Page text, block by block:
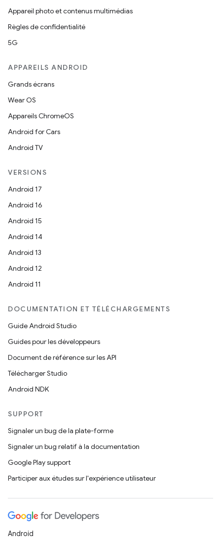
Appareil photo et contenus multimédias
Règles de confidentialité
5G
APPAREILS ANDROID
Grands écrans
Wear OS
Appareils ChromeOS
Android for Cars
Android TV
VERSIONS
Android 17
Android 16
Android 15
Android 14
Android 13
Android 12
Android 11
DOCUMENTATION ET TÉLÉCHARGEMENTS
Guide Android Studio
Guides pour les développeurs
Document de référence sur les API
Télécharger Studio
Android NDK
SUPPORT
Signaler un bug de la plate-forme
Signaler un bug relatif à la documentation
Google Play support
Participer aux études sur l'expérience utilisateur
Android